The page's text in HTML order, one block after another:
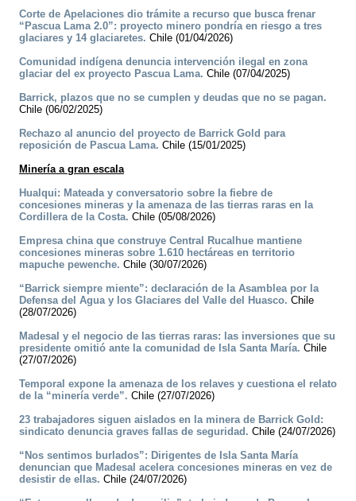
Corte de Apelaciones dio trámite a recurso que busca frenar
“Pascua Lama 2.0”: proyecto minero pondría en riesgo a tres
glaciares y 14 glaciaretes. Chile (01/04/2026)
Comunidad indígena denuncia intervención ilegal en zona
glaciar del ex proyecto Pascua Lama. Chile (07/04/2025)
Barrick, plazos que no se cumplen y deudas que no se pagan.
Chile (06/02/2025)
Rechazo al anuncio del proyecto de Barrick Gold para
reposición de Pascua Lama. Chile (15/01/2025)
Minería a gran escala
Hualqui: Mateada y conversatorio sobre la fiebre de
concesiones mineras y la amenaza de las tierras raras en la
Cordillera de la Costa. Chile (05/08/2026)
Empresa china que construye Central Rucalhue mantiene
concesiones mineras sobre 1.610 hectáreas en territorio
mapuche pewenche. Chile (30/07/2026)
“Barrick siempre miente”: declaración de la Asamblea por la
Defensa del Agua y los Glaciares del Valle del Huasco. Chile
(28/07/2026)
Madesal y el negocio de las tierras raras: las inversiones que su
presidente omitió ante la comunidad de Isla Santa María. Chile
(27/07/2026)
Temporal expone la amenaza de los relaves y cuestiona el relato
de la “minería verde”. Chile (27/07/2026)
23 trabajadores siguen aislados en la minera de Barrick Gold:
sindicato denuncia graves fallas de seguridad. Chile (24/07/2026)
“Nos sentimos burlados”: Dirigentes de Isla Santa María
denuncian que Madesal acelera concesiones mineras en vez de
desistir de ellas. Chile (24/07/2026)